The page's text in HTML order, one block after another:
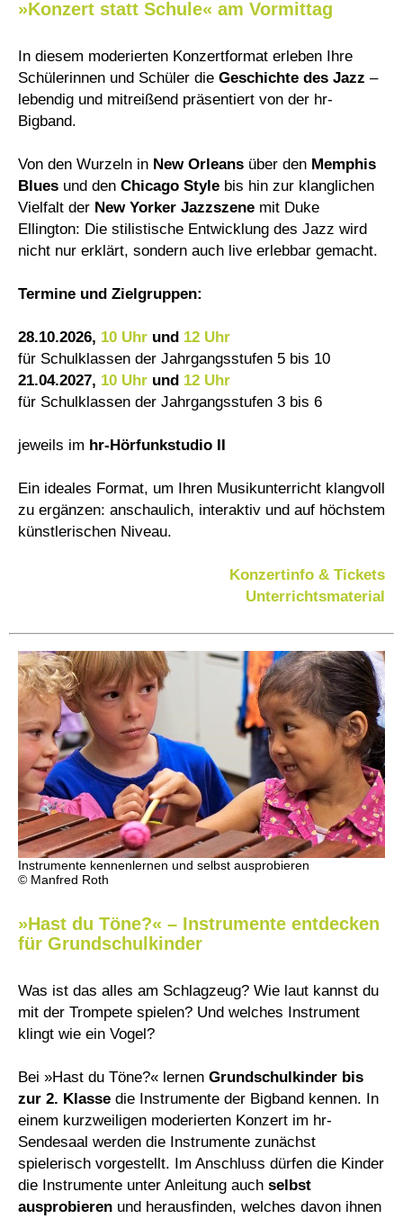
»Konzert statt Schule« am Vormittag
In diesem moderierten Konzertformat erleben Ihre
Schülerinnen und Schüler die Geschichte des Jazz –
lebendig und mitreißend präsentiert von der hr-
Bigband.
Von den Wurzeln in New Orleans über den Memphis
Blues und den Chicago Style bis hin zur klanglichen
Vielfalt der New Yorker Jazzszene mit Duke
Ellington: Die stilistische Entwicklung des Jazz wird
nicht nur erklärt, sondern auch live erlebbar gemacht.
Termine und Zielgruppen:
28.10.2026, 10 Uhr und 12 Uhr
für Schulklassen der Jahrgangsstufen 5 bis 10
21.04.2027, 10 Uhr und 12 Uhr
für Schulklassen der Jahrgangsstufen 3 bis 6
jeweils im hr-Hörfunkstudio II
Ein ideales Format, um Ihren Musikunterricht klangvoll
zu ergänzen: anschaulich, interaktiv und auf höchstem
künstlerischen Niveau.
Konzertinfo & Tickets
Unterrichtsmaterial
Instrumente kennenlernen und selbst ausprobieren
© Manfred Roth
»Hast du Töne?« – Instrumente entdecken
für Grundschulkinder
Was ist das alles am Schlagzeug? Wie laut kannst du
mit der Trompete spielen? Und welches Instrument
klingt wie ein Vogel?
Bei »Hast du Töne?« lernen Grundschulkinder bis
zur 2. Klasse die Instrumente der Bigband kennen. In
einem kurzweiligen moderierten Konzert im hr-
Sendesaal werden die Instrumente zunächst
spielerisch vorgestellt. Im Anschluss dürfen die Kinder
die Instrumente unter Anleitung auch selbst
ausprobieren und herausfinden, welches davon ihnen